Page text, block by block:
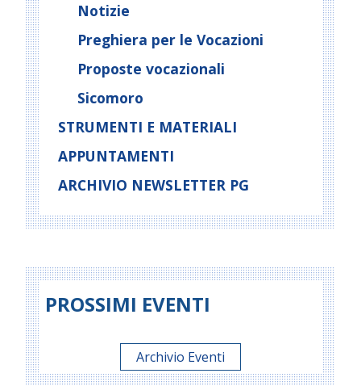
Notizie
Preghiera per le Vocazioni
Proposte vocazionali
Sicomoro
STRUMENTI E MATERIALI
APPUNTAMENTI
ARCHIVIO NEWSLETTER PG
PROSSIMI EVENTI
Archivio Eventi